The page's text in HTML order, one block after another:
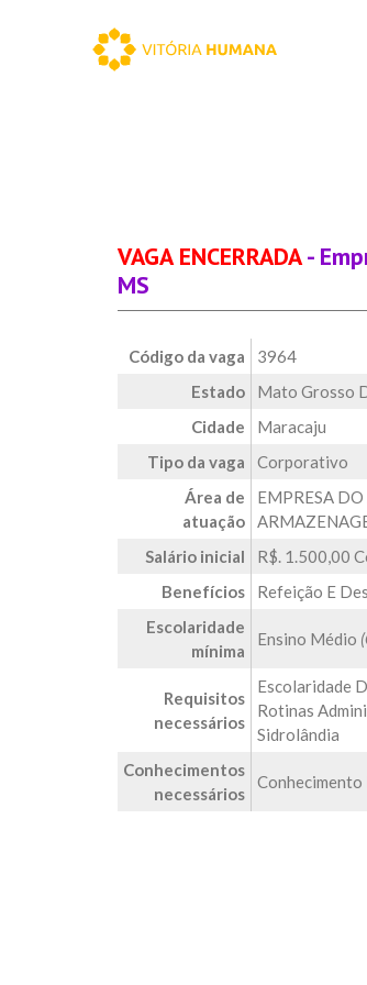
VAGA ENCERRADA-
MS
Código da vaga
3964
Estado
Mato Grosso
Cidade
Maracaju
Tipo da vaga
Corporativo
Área de
atuação
EMPRESA
Salário inicial
R$. 1.500,00
Benefícios
Refeição E
Escolaridade
mínima
Ensino Médio
Requisitos
necessários
Escolaridade
Rotinas
Sidrolândia
Conhecimentos
necessários